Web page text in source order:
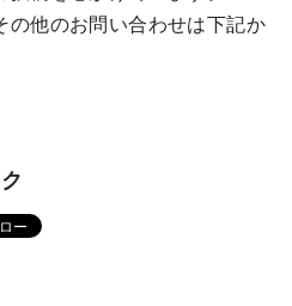
の他のお問い合わせは下記か